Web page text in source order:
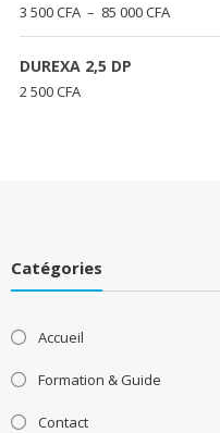
500 CFA
3 500CFA – 85 000CFAPlage
de
DUREXA 2,5 DP
2 500CFA
Catégories
Accueil
Formation & Guide
Contact